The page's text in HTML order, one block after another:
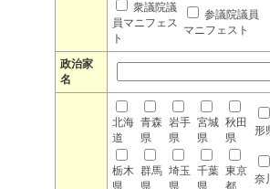
衆議院議
員マニフェス
ト
参議院議員
マニフェスト
政治家
名
北海
道
青森
県
岩手
県
宮城
県
秋田
県
形
栃木
県
群馬
県
埼玉
県
千葉
県
東京
都
奈